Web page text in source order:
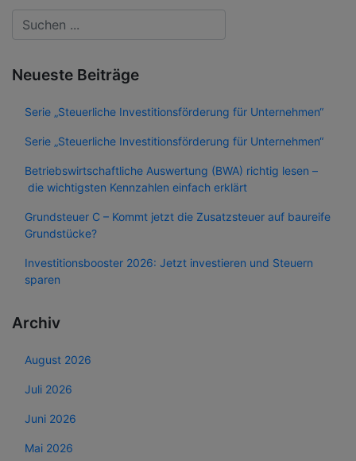
Neueste Beiträge
Serie „Steuerliche Investitionsförderung für Unternehmen“
Serie „Steuerliche Investitionsförderung für Unternehmen“
Betriebswirtschaftliche Auswertung (BWA) richtig lesen –
die wichtigsten Kennzahlen einfach erklärt
Grundsteuer C – Kommt jetzt die Zusatzsteuer auf baureife
Grundstücke?
Investitionsbooster 2026: Jetzt investieren und Steuern
sparen
Archiv
August 2026
Juli 2026
Juni 2026
Mai 2026